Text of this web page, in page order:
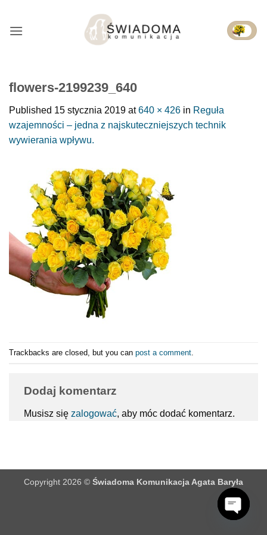
treści
flowers-2199239_640
Published 15 stycznia 2019 at640 × 426 in Reguła
wzajemności – jedna z najskuteczniejszych technik
wywierania wpływu.
Trackbacks are closed, but you can post a comment
Dodaj komentarz
Musisz się zalogować, aby móc dodać komentarz.
Copyright 2026 © Świadoma Komunikacja Agata Baryła